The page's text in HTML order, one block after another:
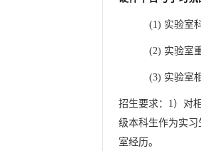
(1) 实验室
(2) 实验室
(3) 实验室
招生要求： 1）对
级本科生作为实
室经历。